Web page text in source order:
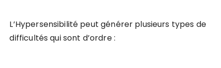
L’Hypersensibilité peut générer plusieurs types de
difficultés qui sont d’ordre :